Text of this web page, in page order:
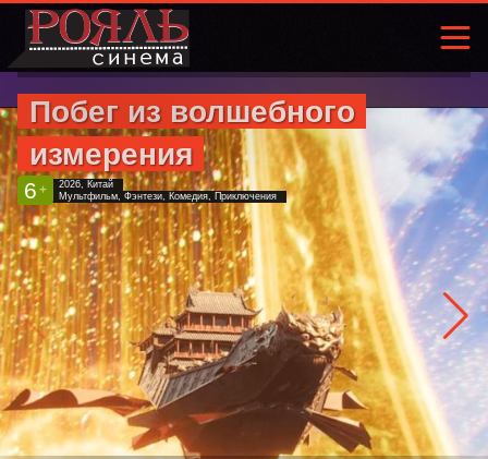
Побег из волшебного
измерения
6 +
2026, Китай
Мультфильм, Фэнтези, Комедия, Приключения